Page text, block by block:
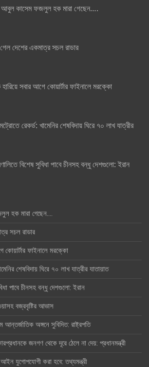
কাসেম ফজলুল হক মারা গেছেন….
দেশের একমাত্র সচল রাডার
হারিয়ে সবার আগে কোয়ার্টার ফাইনালে মরক্কো
রেকর্ড: খামেনির শেষবিদায় ঘিরে ৭০ লাখ যাত্রীর
বিশেষ সুবিধা পাবে চীনসহ বন্ধু দেশগুলো: ইরান
হক মারা গেছেন….
সচল রাডার
কোয়ার্টার ফাইনালে মরক্কো
শেষবিদায় ঘিরে ৭০ লাখ যাত্রীর যাতায়াত
পাবে চীনসহ বন্ধু দেশগুলো: ইরান
বজ্রবৃষ্টির আভাস
আন্তর্জাতিক অঙ্গনে সুবিদিত: রাষ্ট্রপতি
জনগণ থেকে দূরে ঠেলে না দেয়: প্রধানমন্ত্রী
আইন যুগোপযোগী করা হবে: তথ্যমন্ত্রী